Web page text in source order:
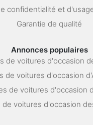
confidentialité et
Garantie de qualité
Annonces populaires
de voitures d'occasion
de voitures d'occasion
de voitures d'occasion
de voitures d'occasion